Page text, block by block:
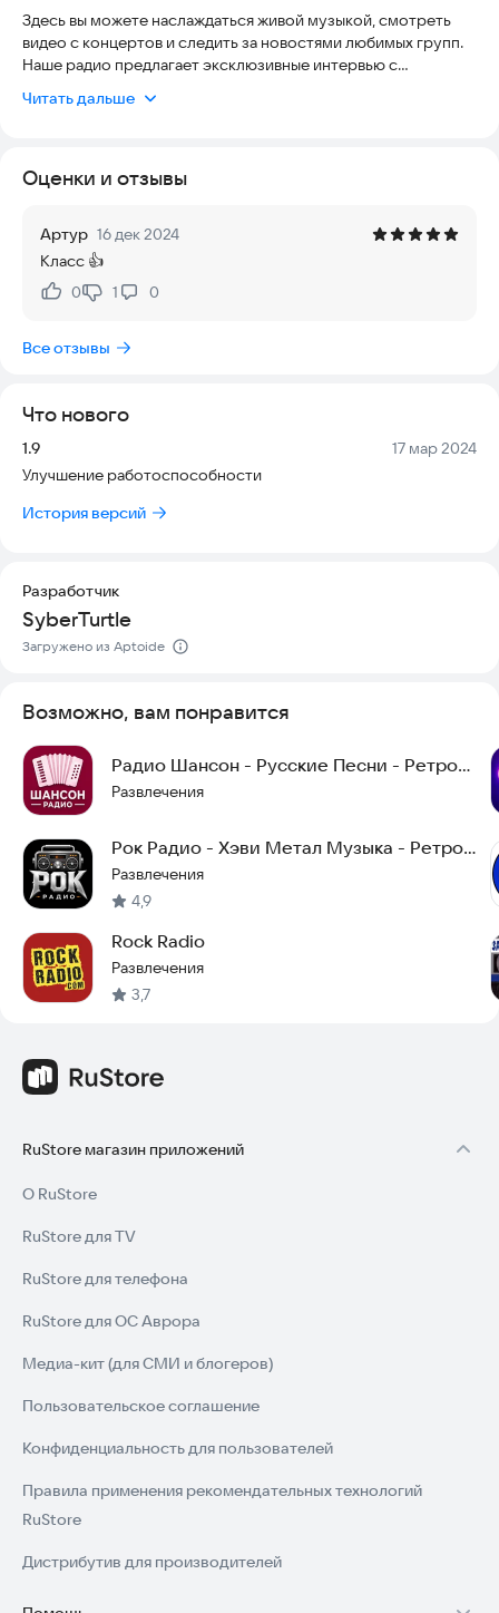
Здесь вы можете наслаждаться живой музыкой, смотреть
видео с концертов и следить за новостями любимых групп.
Наше радио предлагает эксклюзивные интервью с
и Металл Радио» работает стабильно, безопасно и всегда
любимую музыку в любое время и в любом месте!
Читать дальше
Оценки и отзывы
Артур 16 дек 2024
Класс 👍
Нравится:
0Не нравится:
1 0
Все отзывы
Что нового
Версия:
1.9 Дата:
17 мар 2024
Улучшение работоспособности
История версий
Разработчик
SyberTurtle
Загружено из Aptoide
Возможно, вам понравится
Радио Шансон - Русские Песни - Ретро
Хиты
Развлечения
Рок Радио - Хэви Метал Музыка - Ретро
Песни
Развлечения
4,9
Rock Radio
Развлечения
3,7
RuStore магазин приложений
О RuStore
RuStore для TV
RuStore для телефона
RuStore для ОС Аврора
Медиа-кит (для СМИ и блогеров)
Пользовательское соглашение
Конфиденциальность для пользователей
Правила применения рекомендательных технологий
RuStore
Дистрибутив для производителей